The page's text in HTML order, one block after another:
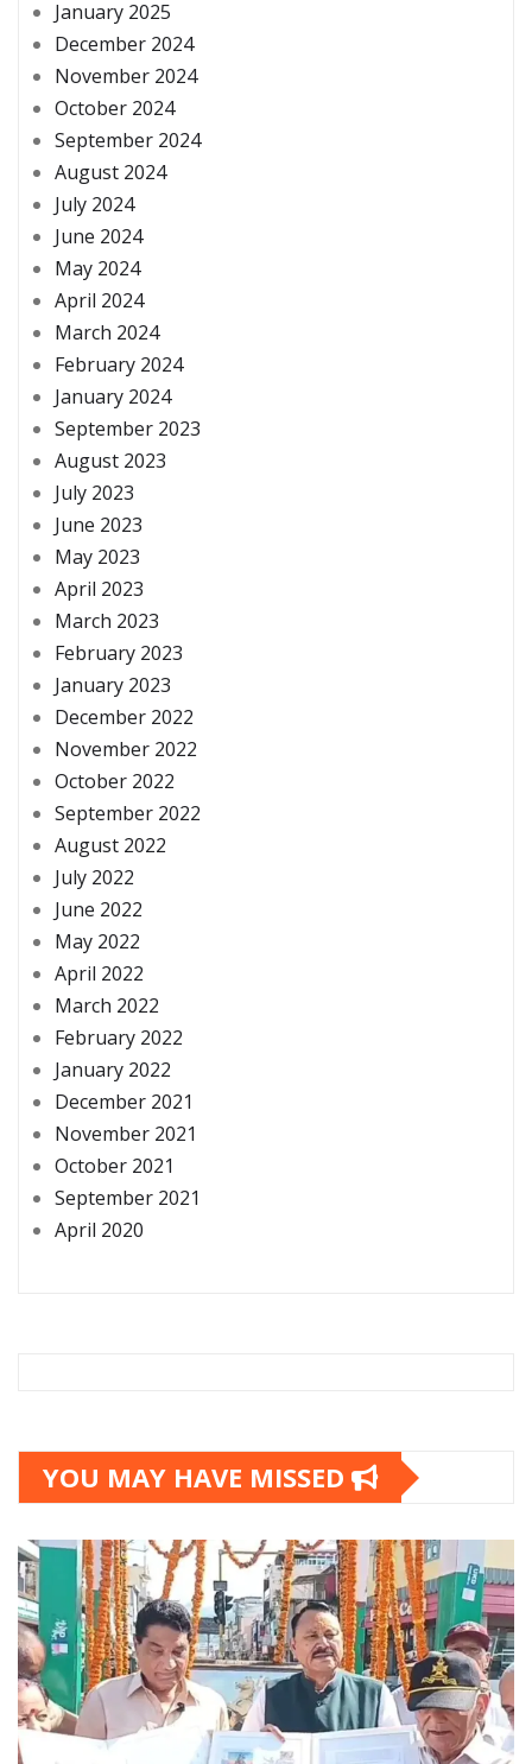
January 2025
December 2024
November 2024
October 2024
September 2024
August 2024
July 2024
June 2024
May 2024
April 2024
March 2024
February 2024
January 2024
September 2023
August 2023
July 2023
June 2023
May 2023
April 2023
March 2023
February 2023
January 2023
December 2022
November 2022
October 2022
September 2022
August 2022
July 2022
June 2022
May 2022
April 2022
March 2022
February 2022
January 2022
December 2021
November 2021
October 2021
September 2021
April 2020
YOU MAY HAVE MISSED